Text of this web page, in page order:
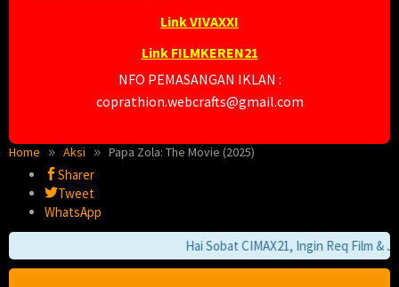
Link VIVAXXI
Link FILMKEREN21
NFO PEMASANGAN IKLAN :
coprathion.webcrafts@gmail.com
Home Aksi Papa Zola: The Movie (2025)
Sharer
Tweet
WhatsApp
Hai Sobat CIMAX21, Ingin Req Film &